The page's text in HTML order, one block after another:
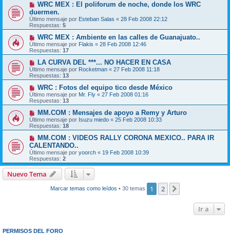
WRC MEX : El poliforum de noche, donde los WRC
duermen.
Último mensaje por Esteban Salas « 28 Feb 2008 22:12
Respuestas: 5
WRC MEX : Ambiente en las calles de Guanajuato..
Último mensaje por Flakis « 28 Feb 2008 12:46
Respuestas: 17
LA CURVA DEL ***... NO HACER EN CASA
Último mensaje por Rocketman « 27 Feb 2008 11:18
Respuestas: 13
WRC : Fotos del equipo tico desde México
Último mensaje por Mr. Fly « 27 Feb 2008 01:16
Respuestas: 13
MM.COM : Mensajes de apoyo a Remy y Arturo
Último mensaje por Isuzu miedo « 25 Feb 2008 10:33
Respuestas: 18
MM.COM : VIDEOS RALLY CORONA MEXICO.. PARA IR
CALENTANDO..
Último mensaje por yoorch « 19 Feb 2008 10:39
Respuestas: 2
Nuevo Tema
Marcar temas como leídos • 30 temas 1 2
Ir a
PERMISOS DEL FORO